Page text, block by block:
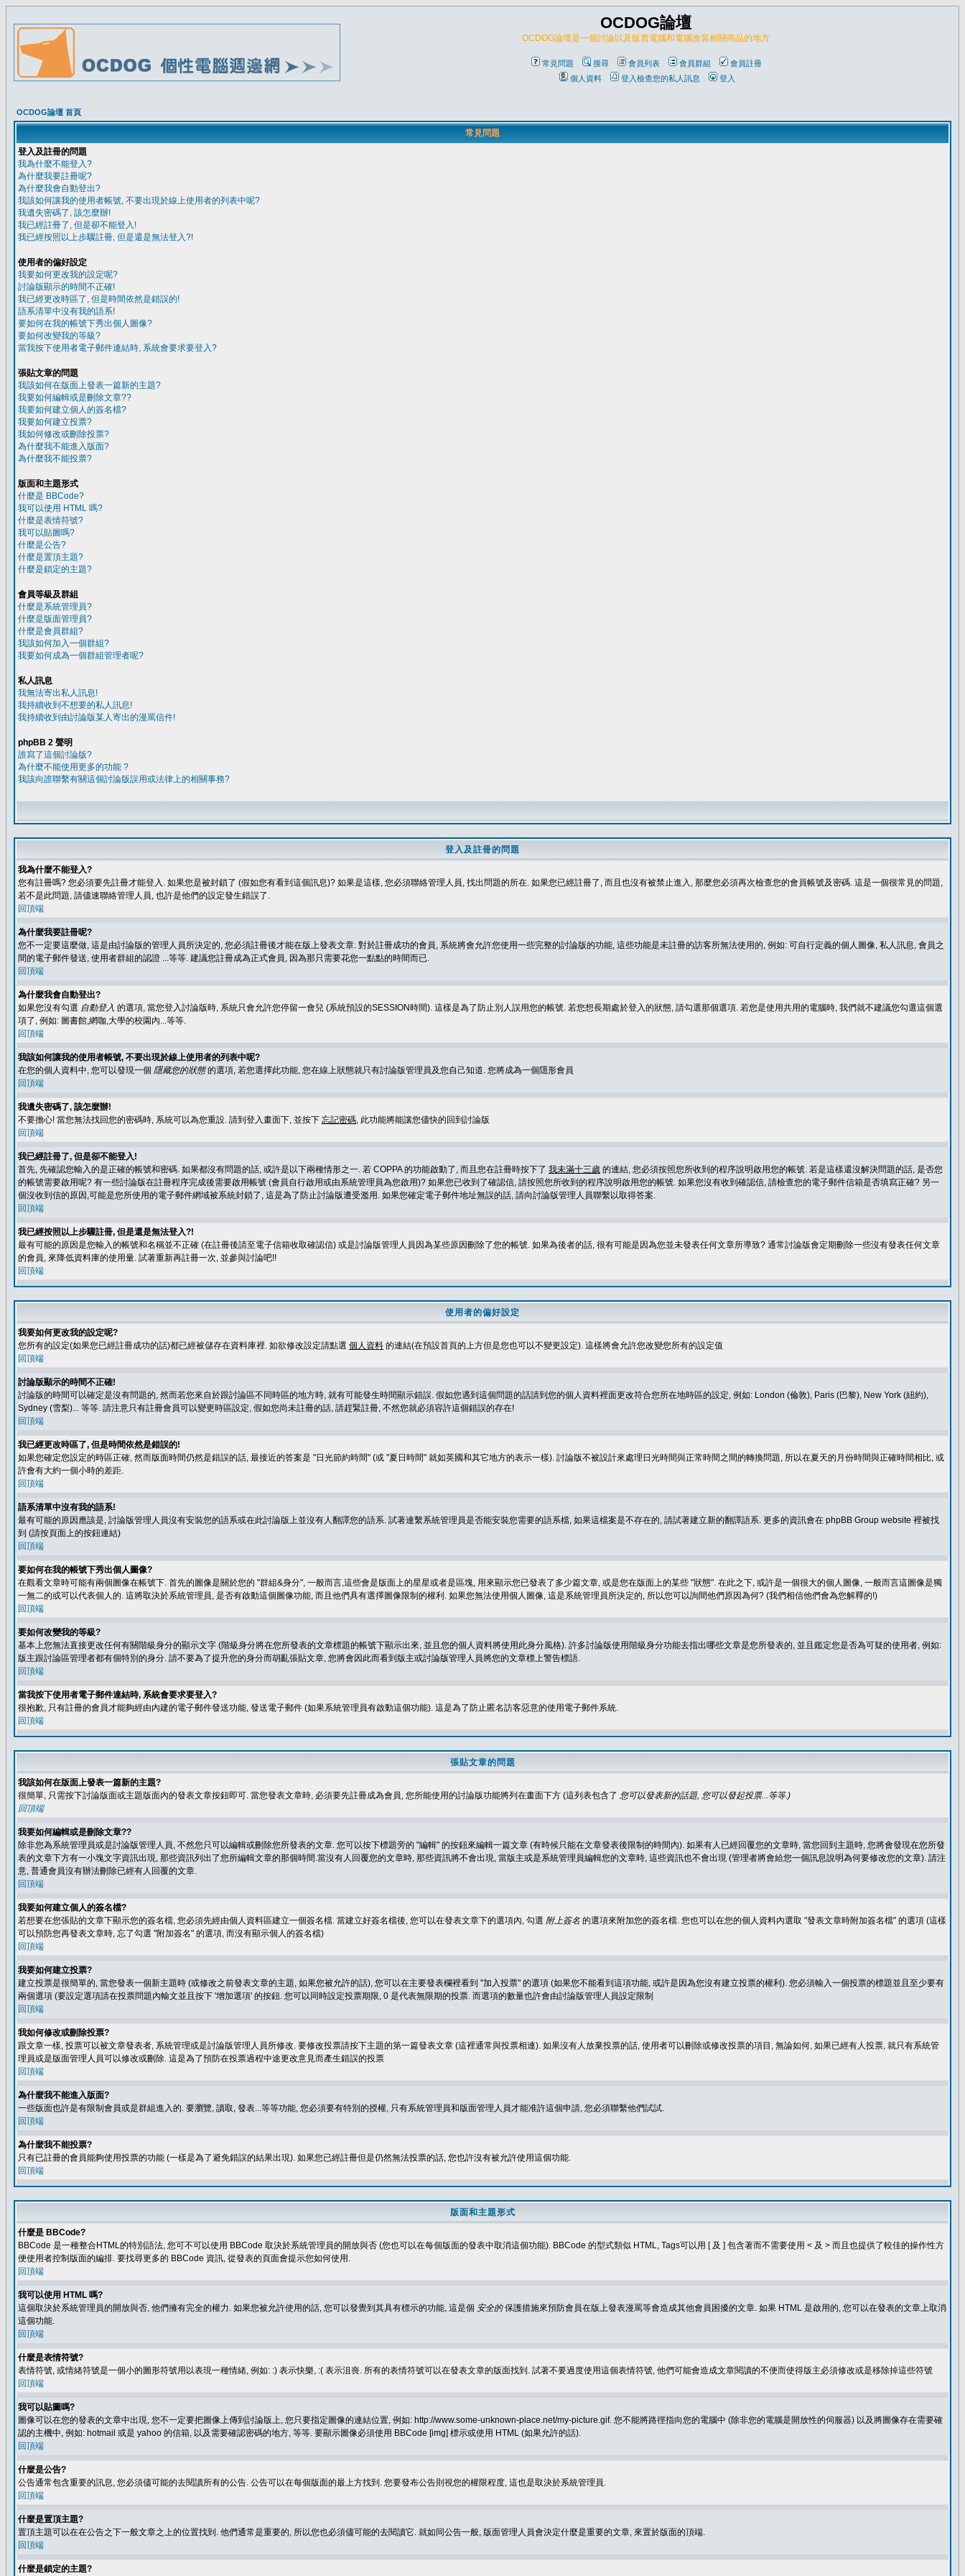
OCDOG論壇
OCDOG論壇是一個討論以及販賣電腦和電腦改裝相關商品的地方
常見問題 搜尋 會員列表 會員群組
會員註冊
個人資料
登入檢查您的私人訊息 登入
OCDOG論壇 首頁
常見問題
登入及註冊的問題
我為什麼不能登入?
為什麼我要註冊呢?
為什麼我會自動登出?
我該如何讓我的使用者帳號, 不要出現於線上使用者的列表中呢?
我遺失密碼了, 該怎麼辦!
我已經註冊了, 但是卻不能登入!
我已經按照以上步驟註冊, 但是還是無法登入?!
使用者的偏好設定
我要如何更改我的設定呢?
討論版顯示的時間不正確!
我已經更改時區了, 但是時間依然是錯誤的!
語系清單中沒有我的語系!
要如何在我的帳號下秀出個人圖像?
要如何改變我的等級?
當我按下使用者電子郵件連結時, 系統會要求要登入?
張貼文章的問題
我該如何在版面上發表一篇新的主題?
我要如何編輯或是刪除文章??
我要如何建立個人的簽名檔?
我要如何建立投票?
我如何修改或刪除投票?
為什麼我不能進入版面?
為什麼我不能投票?
版面和主題形式
什麼是 BBCode?
我可以使用 HTML 嗎?
什麼是表情符號?
我可以貼圖嗎?
什麼是公告?
什麼是置頂主題?
什麼是鎖定的主題?
會員等級及群組
什麼是系統管理員?
什麼是版面管理員?
什麼是會員群組?
我該如何加入一個群組?
我要如何成為一個群組管理者呢?
私人訊息
我無法寄出私人訊息!
我持續收到不想要的私人訊息!
我持續收到由討論版某人寄出的漫罵信件!
phpBB 2 聲明
誰寫了這個討論版?
為什麼不能使用更多的功能 ?
我該向誰聯繫有關這個討論版誤用或法律上的相關事務?
登入及註冊的問題
我為什麼不能登入?
您有註冊嗎? 您必須要先註冊才能登入. 如果您是被封鎖了 (假如您有看到這個訊息)? 如果是這樣, 您必須聯絡管理人員, 找出問題的所在. 如果您已經註冊了, 而且也沒有被禁止進入, 那麼您必須再次檢查您的會員帳號及密碼. 這是一個很常見的問題,
若不是此問題, 請儘速聯絡管理人員, 也許是他們的設定發生錯誤了.
回頂端
為什麼我要註冊呢?
您不一定要這麼做, 這是由討論版的管理人員所決定的, 您必須註冊後才能在版上發表文章. 對於註冊成功的會員, 系統將會允許您使用一些完整的討論版的功能, 這些功能是未註冊的訪客所無法使用的, 例如: 可自行定義的個人圖像, 私人訊息, 會員之
間的電子郵件發送, 使用者群組的認證 ...等等. 建議您註冊成為正式會員, 因為那只需要花您一點點的時間而已.
回頂端
為什麼我會自動登出?
如果您沒有勾選 自動登入 的選項, 當您登入討論版時, 系統只會允許您停留一會兒 (系統預設的SESSION時間). 這樣是為了防止別人誤用您的帳號. 若您想長期處於登入的狀態, 請勾選那個選項. 若您是使用共用的電腦時, 我們就不建議您勾選這個選
項了, 例如: 圖書館,網咖,大學的校園內...等等.
回頂端
我該如何讓我的使用者帳號, 不要出現於線上使用者的列表中呢?
在您的個人資料中, 您可以發現一個 隱藏您的狀態的選項, 若您選擇此功能, 您在線上狀態就只有討論版管理員及您自己知道. 您將成為一個隱形會員
回頂端
我遺失密碼了, 該怎麼辦!
不要擔心! 當您無法找回您的密碼時, 系統可以為您重設. 請到登入畫面下, 並按下 忘記密碼, 此功能將能讓您儘快的回到討論版
回頂端
我已經註冊了, 但是卻不能登入!
首先, 先確認您輸入的是正確的帳號和密碼. 如果都沒有問題的話, 或許是以下兩種情形之一. 若 COPPA 的功能啟動了, 而且您在註冊時按下了 我未滿十三歲 的連結, 您必須按照您所收到的程序說明啟用您的帳號. 若是這樣還沒解決問題的話, 是否您
的帳號需要啟用呢? 有一些討論版在註冊程序完成後需要啟用帳號 (會員自行啟用或由系統管理員為您啟用)? 如果您已收到了確認信, 請按照您所收到的程序說明啟用您的帳號. 如果您沒有收到確認信, 請檢查您的電子郵件信箱是否填寫正確? 另一
個沒收到信的原因,可能是您所使用的電子郵件網域被系統封鎖了, 這是為了防止討論版遭受濫用. 如果您確定電子郵件地址無誤的話, 請向討論版管理人員聯繫以取得答案.
回頂端
我已經按照以上步驟註冊, 但是還是無法登入?!
最有可能的原因是您輸入的帳號和名稱並不正確 (在註冊後請至電子信箱收取確認信) 或是討論版管理人員因為某些原因刪除了您的帳號. 如果為後者的話, 很有可能是因為您並未發表任何文章所導致? 通常討論版會定期刪除一些沒有發表任何文章
的會員, 來降低資料庫的使用量. 試著重新再註冊一次, 並參與討論吧!!
回頂端
使用者的偏好設定
我要如何更改我的設定呢?
您所有的設定(如果您已經註冊成功的話)都已經被儲存在資料庫裡. 如欲修改設定請點選 個人資料 的連結(在預設首頁的上方但是您也可以不變更設定). 這樣將會允許您改變您所有的設定值
回頂端
討論版顯示的時間不正確!
討論版的時間可以確定是沒有問題的, 然而若您來自於跟討論區不同時區的地方時, 就有可能發生時間顯示錯誤. 假如您遇到這個問題的話請到您的個人資料裡面更改符合您所在地時區的設定, 例如: London (倫敦), Paris (巴黎), New York (紐約),
Sydney (雪梨)... 等等. 請注意只有註冊會員可以變更時區設定, 假如您尚未註冊的話, 請趕緊註冊, 不然您就必須容許這個錯誤的存在!
回頂端
我已經更改時區了, 但是時間依然是錯誤的!
如果您確定您設定的時區正確, 然而版面時間仍然是錯誤的話, 最接近的答案是 "日光節約時間" (或 "夏日時間" 就如英國和其它地方的表示一樣). 討論版不被設計來處理日光時間與正常時間之間的轉換問題, 所以在夏天的月份時間與正確時間相比, 或
許會有大約一個小時的差距.
回頂端
語系清單中沒有我的語系!
最有可能的原因應該是, 討論版管理人員沒有安裝您的語系或在此討論版上並沒有人翻譯您的語系. 試著連繫系統管理員是否能安裝您需要的語系檔, 如果這檔案是不存在的, 請試著建立新的翻譯語系. 更多的資訊會在 phpBB Group website 裡被找
到 (請按頁面上的按鈕連結)
回頂端
要如何在我的帳號下秀出個人圖像?
在觀看文章時可能有兩個圖像在帳號下. 首先的圖像是關於您的 "群組&身分", 一般而言,這些會是版面上的星星或者是區塊, 用來顯示您已發表了多少篇文章, 或是您在版面上的某些 "狀態". 在此之下, 或許是一個很大的個人圖像, 一般而言這圖像是獨
一無二的或可以代表個人的. 這將取決於系統管理員, 是否有啟動這個圖像功能, 而且他們具有選擇圖像限制的權利. 如果您無法使用個人圖像, 這是系統管理員所決定的, 所以您可以詢間他們原因為何? (我們相信他們會為您解釋的!)
回頂端
要如何改變我的等級?
基本上您無法直接更改任何有關階級身分的顯示文字 (階級身分將在您所發表的文章標題的帳號下顯示出來, 並且您的個人資料將使用此身分風格). 許多討論版使用階級身分功能去指出哪些文章是您所發表的, 並且鑑定您是否為可疑的使用者, 例如:
版主跟討論區管理者都有個特別的身分. 請不要為了提升您的身分而胡亂張貼文章, 您將會因此而看到版主或討論版管理人員將您的文章標上警告標語.
回頂端
當我按下使用者電子郵件連結時, 系統會要求要登入?
很抱歉, 只有註冊的會員才能夠經由內建的電子郵件發送功能, 發送電子郵件 (如果系統管理員有啟動這個功能). 這是為了防止匿名訪客惡意的使用電子郵件系統.
回頂端
張貼文章的問題
我該如何在版面上發表一篇新的主題?
很簡單, 只需按下討論版面或主題版面內的發表文章按鈕即可. 當您發表文章時, 必須要先註冊成為會員, 您所能使用的討論版功能將列在畫面下方 (這列表包含了 您可以發表新的話題, 您可以發起投票...等等.)
回頂端
我要如何編輯或是刪除文章??
除非您為系統管理員或是討論版管理人員, 不然您只可以編輯或刪除您所發表的文章. 您可以按下標題旁的 "編輯" 的按鈕來編輯一篇文章 (有時候只能在文章發表後限制的時間內). 如果有人已經回覆您的文章時, 當您回到主題時, 您將會發現在您所發
表的文章下方有一小塊文字資訊出現, 那些資訊列出了您所編輯文章的那個時間.當沒有人回覆您的文章時, 那些資訊將不會出現, 當版主或是系統管理員編輯您的文章時, 這些資訊也不會出現 (管理者將會給您一個訊息說明為何要修改您的文章). 請注
意, 普通會員沒有辦法刪除已經有人回覆的文章.
回頂端
我要如何建立個人的簽名檔?
若想要在您張貼的文章下顯示您的簽名檔, 您必須先經由個人資料區建立一個簽名檔. 當建立好簽名檔後, 您可以在發表文章下的選項內, 勾選 附上簽名 的選項來附加您的簽名檔. 您也可以在您的個人資料內選取 "發表文章時附加簽名檔" 的選項 (這樣
可以預防您再發表文章時, 忘了勾選 "附加簽名" 的選項, 而沒有顯示個人的簽名檔)
回頂端
我要如何建立投票?
建立投票是很簡單的, 當您發表一個新主題時 (或修改之前發表文章的主題, 如果您被允許的話), 您可以在主要發表欄裡看到 "加入投票" 的選項 (如果您不能看到這項功能, 或許是因為您沒有建立投票的權利). 您必須輸入一個投票的標題並且至少要有
兩個選項 (要設定選項請在投票問題內輸文並且按下 '增加選項' 的按鈕. 您可以同時設定投票期限, 0 是代表無限期的投票. 而選項的數量也許會由討論版管理人員設定限制
回頂端
我如何修改或刪除投票?
跟文章一樣, 投票可以被文章發表者, 系統管理或是討論版管理人員所修改. 要修改投票請按下主題的第一篇發表文章 (這裡通常與投票相連). 如果沒有人放棄投票的話, 使用者可以刪除或修改投票的項目, 無論如何, 如果已經有人投票, 就只有系統管
理員或是版面管理人員可以修改或刪除. 這是為了預防在投票過程中途更改意見而產生錯誤的投票
回頂端
為什麼我不能進入版面?
一些版面也許是有限制會員或是群組進入的. 要瀏覽, 讀取, 發表...等等功能, 您必須要有特別的授權, 只有系統管理員和版面管理人員才能准許這個申請, 您必須聯繫他們試試.
回頂端
為什麼我不能投票?
只有已註冊的會員能夠使用投票的功能 (一樣是為了避免錯誤的結果出現). 如果您已經註冊但是仍然無法投票的話, 您也許沒有被允許使用這個功能.
回頂端
版面和主題形式
什麼是 BBCode?
BBCode 是一種整合HTML的特別語法, 您可不可以使用 BBCode 取決於系統管理員的開放與否 (您也可以在每個版面的發表中取消這個功能). BBCode 的型式類似 HTML, Tags可以用 [ 及 ] 包含著而不需要使用 < 及 > 而且也提供了較佳的操作性方
便使用者控制版面的編排. 要找尋更多的 BBCode 資訊, 從發表的頁面會提示您如何使用.
回頂端
我可以使用 HTML 嗎?
這個取決於系統管理員的開放與否, 他們擁有完全的權力. 如果您被允許使用的話, 您可以發覺到其具有標示的功能, 這是個 安全的保護措施來預防會員在版上發表漫罵等會造成其他會員困擾的文章. 如果 HTML 是啟用的, 您可以在發表的文章上取消
這個功能.
回頂端
什麼是表情符號?
表情符號, 或情緒符號是一個小的圖形符號用以表現一種情緒, 例如: :) 表示快樂, :( 表示沮喪. 所有的表情符號可以在發表文章的版面找到. 試著不要過度使用這個表情符號, 他們可能會造成文章閱讀的不便而使得版主必須修改或是移除掉這些符號
回頂端
我可以貼圖嗎?
圖像可以在您的發表的文章中出現, 您不一定要把圖像上傳到討論版上, 您只要指定圖像的連結位置, 例如: http://www.some-unknown-place.net/my-picture.gif. 您不能將路徑指向您的電腦中 (除非您的電腦是開放性的伺服器) 以及將圖像存在需要確
認的主機中, 例如: hotmail 或是 yahoo 的信箱, 以及需要確認密碼的地方, 等等. 要顯示圖像必須使用 BBCode [img] 標示或使用 HTML (如果允許的話).
回頂端
什麼是公告?
公告通常包含重要的訊息, 您必須儘可能的去閱讀所有的公告. 公告可以在每個版面的最上方找到. 您要發布公告則視您的權限程度, 這也是取決於系統管理員.
回頂端
什麼是置頂主題?
置頂主題可以在在公告之下一般文章之上的位置找到. 他們通常是重要的, 所以您也必須儘可能的去閱讀它. 就如同公告一般, 版面管理人員會決定什麼是重要的文章, 來置於版面的頂端.
回頂端
什麼是鎖定的主題?